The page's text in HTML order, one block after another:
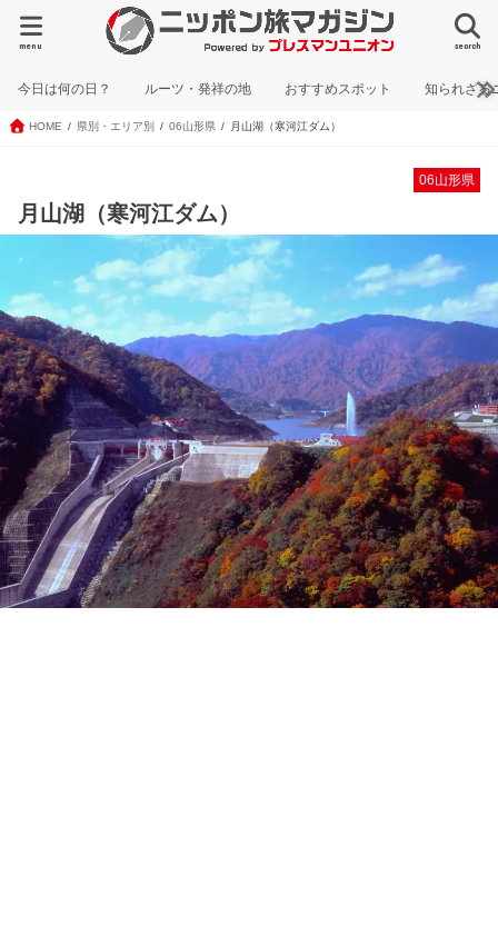
search
menu
今日は何の日？ ルーツ・発祥の地 おすすめスポット 知られざる
HOME 県別・エリア別 06山形県 月山湖（寒河江ダム）
06山形県
月山湖（寒河江ダム）